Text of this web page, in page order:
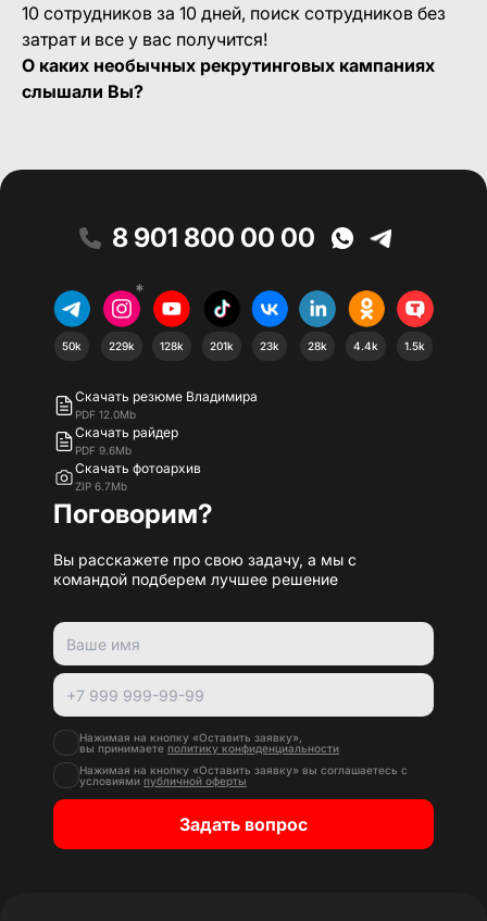
10 сотрудников за 10 дней, поиск сотрудников без
затрат и все у вас получится!
О каких необычных рекрутинговых кампаниях
слышали Вы?
8 901 800 00 00
50k
*
229k 128k 201k 23k 28k 4.4k 1.5k
Скачать резюме Владимира
PDF 12.0Mb
Скачать райдер
PDF 9.6Mb
Скачать фотоархив
ZIP 6.7Mb
Поговорим?
Вы расскажете про свою задачу, а мы с
командой подберем лучшее решение
Нажимая на кнопку «Оставить заявку»,
вы принимаете политику конфиденциальности
Нажимая на кнопку «Оставить заявку» вы соглашаетесь с
условиями публичной оферты
Задать вопрос